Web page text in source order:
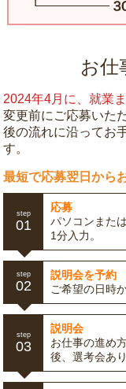
お仕
2024年4月に、就業
変更前にご応募いた
後の流れに沿ってお
す。
最短で応募翌日から
step
01
応募
パソコンまた
1分入力。
step
02
説明会を予約
ご希望の日時
step
03
説明会
お仕事の進め
後、選考会あ